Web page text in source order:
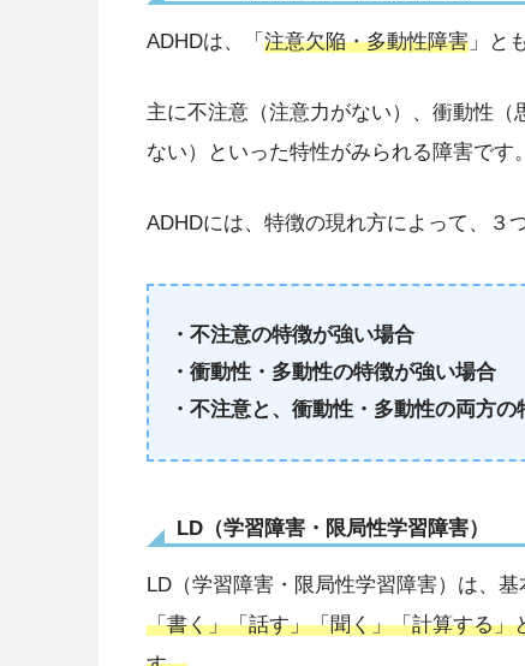
ADHDは、「 注意欠陥・多動性障害 」と
主に不注意（注意力がない）、衝動性
ない）といった特性がみられる障害です。
ADHDには、特徴の現れ方によって、３
・不注意の特徴が強い場合
・衝動性・多動性の特徴が強い場合
・不注意と、衝動性・多動性の両方
LD（学習障害・限局性学習障害）
LD（学習障害・限局性学習障害）は、
「書く」「話す」「聞く」「計算する